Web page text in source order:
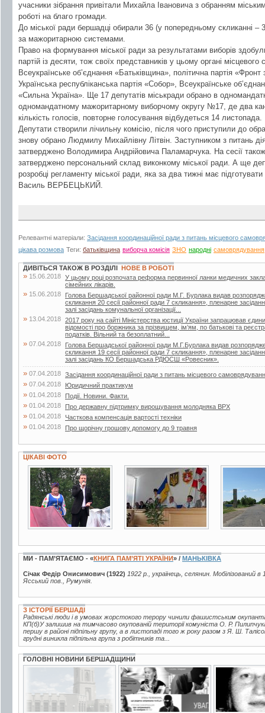
учасники зібрання привітали Михайла Івановича з обранням
роботі на благо громади.
До міської ради бершадці обирали 36 (у попередньому скликанні –
за мажоритарною системами.
Право на формування міської ради за результатами виборів
партій із десяти, тож своїх представників у цьому органі
Всеукраїнське об’єднання «Батьківщина», політична партія «Фронт
Українська республіканська партія «Собор», Всеукраїнське
«Сильна Україна». Ще 17 депутатів міськради обрано в
одномандатному мажоритарному виборчому округу №17, де два
кількість голосів, повторне голосування відбудеться 14 листопада.
Депутати створили лічильну комісію, після чого приступили до
знову обрано Людмилу Михайлівну Літвін. Заступником з питань
затверджено Володимира Андрійовича Паламарчука. На сесії
затверджено персональний склад виконкому міської ради. А ще
розробці регламенту міської ради, яка за два тижні має підготувати
Василь ВЕРБЕЦЬКИЙ.
Релевантні матеріали: Засідання координаційної ради з питань місцевого
цікава розмова Теги: батьківщина виборча комісія ЗНО народні самоврядування
ДИВІТЬСЯ ТАКОЖ В РОЗДІЛІ НОВЕ В РОБОТІ
» 15.06.2018 У цьому році розпочата реформа первинної ланки медичних
сімейних лікарів.
» 15.06.2018
Голова Бершадської районної ради М.Г. Бурлака видав
скликання 20 сесії районної ради 7 скликання», пленарне
залі засідань комунальної організації...
» 13.04.2018 2017 року на сайті Міністерства юстиції України запрацював
відомості про боржника за прізвищем, ім’ям, по батькові та
податків. Вільний та безоплатний...
» 07.04.2018
Голова Бершадської районної ради М.Г.Бурлака видав
скликання 19 сесії районної ради 7 скликання», пленарне
залі засідань КО Бершадська РДЮСШ «Ровесник».
» 07.04.2018 Засідання координаційної ради з питань місцевого
» 07.04.2018 Юридичний практикум
» 01.04.2018 Події. Новини. Факти.
» 01.04.2018 Про державну підтримку вирощування молодняка ВРХ
» 01.04.2018 Часткова компенсація вартості техніки
» 01.04.2018 Про щорічну грошову допомогу до 9 травня
ЦІКАВІ ФОТО
15 фото
МИ - ПАМ’ЯТАЄМО - «КНИГА ПАМ’ЯТІ УКРАЇНИ» / МАНЬКІВКА
Січак Федір Онисимович (1922) 1922 р., українець, селянин. Мобілізований
Ясський пов., Румунія.
З ІСТОРІЇ БЕРШАДІ
Радянські люди і в умовах жорстокого терору чинили фашистським
КП(б)У залишив на тимчасово окупованій території комуніста О. Р.
першу в районі підпільну групу, а в листопаді того ж року разом з Я. Ш.
грудні виникла підпільна група з робітників та...
ГОЛОВНІ НОВИНИ БЕРШАДЩИНИ